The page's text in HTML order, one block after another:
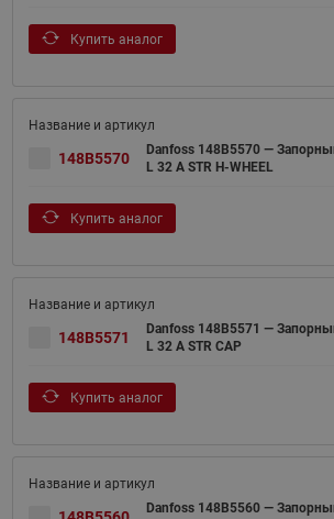
Купить аналог
148B5570
Danfoss 148B5570 —
L 32 A STR H-WHEEL
Купить аналог
148B5571
Danfoss 148B5571 —
L 32 A STR CAP
Купить аналог
Danfoss 148B5560 —